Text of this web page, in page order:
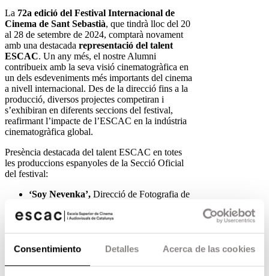
Consentimiento Detalles Acerca de las cookies
La 72a edició del Festival Internacional de
Cinema de Sant Sebastià, que tindrà lloc del 20
al 28 de setembre de 2024, comptarà novament
amb una destacada representació del talent
ESCAC. Un any més, el nostre Alumni
contribueix amb la seva visió cinematogràfica en
un dels esdeveniments més importants del cinema
a nivell internacional. Des de la direcció fins a la
producció, diversos projectes competiran i
s’exhibiran en diferents seccions del festival,
reafirmant l’impacte de l’ESCAC en la indústria
cinematogràfica global.
Presència destacada del talent ESCAC en totes
les produccions espanyoles de la Secció Oficial
del festival:
‘Soy Nevenka’, Direcció de Fotografia de
‘Yo, adicto’,dirigida per la graduada Elena
Sofía Escudé
Paz (ESCAC), Eduard Sola (ESCAC) ,